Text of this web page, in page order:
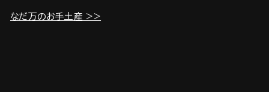
なだ万のお手土産 >>